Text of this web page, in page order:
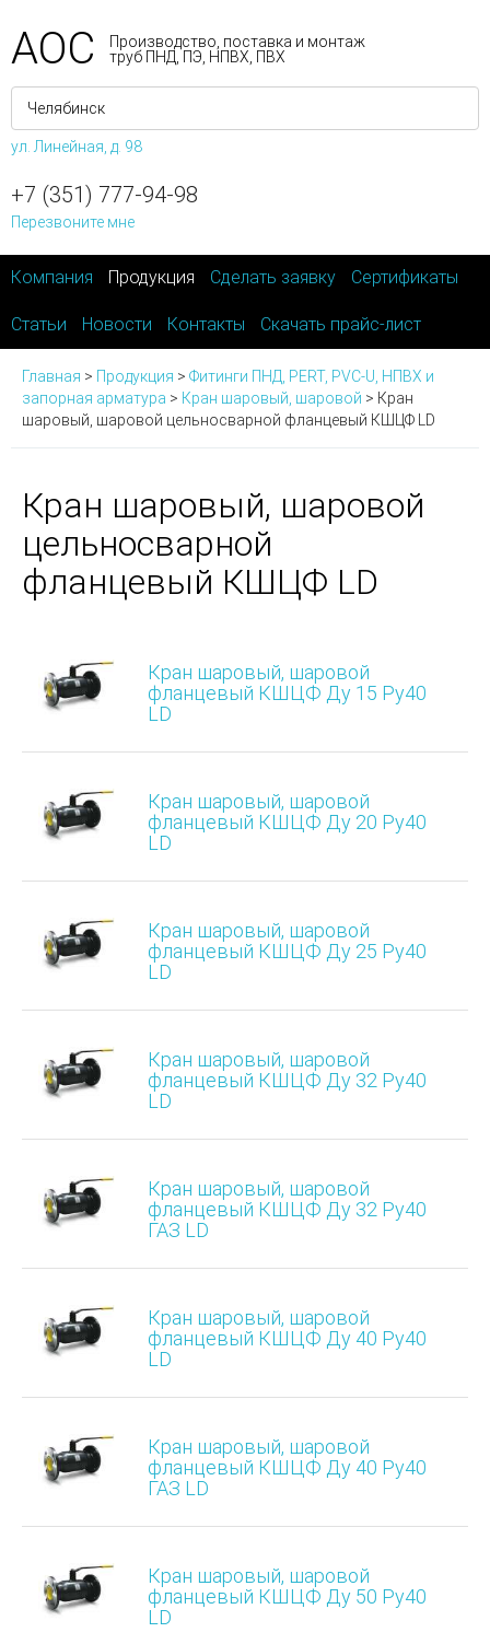
АОС
Производство, поставка и монтаж
труб ПНД, ПЭ, НПВХ, ПВХ
ул. Линейная, д. 98
+7 (351) 777-94-98
Перезвоните мне
Компания Продукция Сделать заявку Сертификаты
Статьи Новости Контакты Скачать прайс-лист
Главная > Продукция > Фитинги ПНД, PERT, PVC-U, НПВХ и
запорная арматура > Кран шаровый, шаровой > Кран
шаровый, шаровой цельносварной фланцевый КШЦФ LD
Кран шаровый, шаровой
цельносварной
фланцевый КШЦФ LD
Кран шаровый, шаровой
фланцевый КШЦФ Ду 15 Ру40
LD
Кран шаровый, шаровой
фланцевый КШЦФ Ду 20 Ру40
LD
Кран шаровый, шаровой
фланцевый КШЦФ Ду 25 Ру40
LD
Кран шаровый, шаровой
фланцевый КШЦФ Ду 32 Ру40
LD
Кран шаровый, шаровой
фланцевый КШЦФ Ду 32 Ру40
ГАЗ LD
Кран шаровый, шаровой
фланцевый КШЦФ Ду 40 Ру40
LD
Кран шаровый, шаровой
фланцевый КШЦФ Ду 40 Ру40
ГАЗ LD
Кран шаровый, шаровой
фланцевый КШЦФ Ду 50 Ру40
LD